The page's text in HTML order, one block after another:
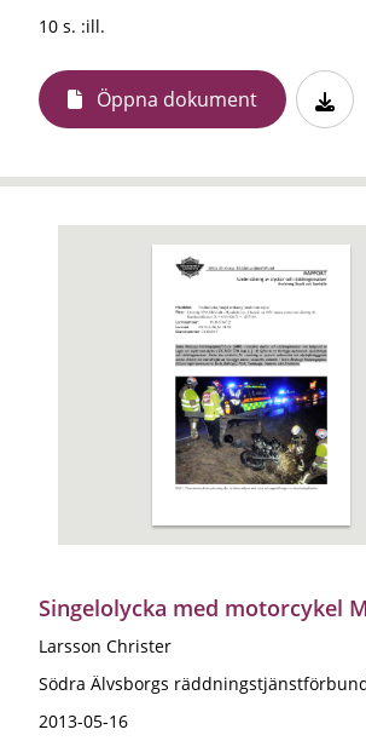
10 s. :ill.
Öppna dokument
Singelolycka med motorcykel
Larsson Christer
Södra Älvsborgs
2013-05-16